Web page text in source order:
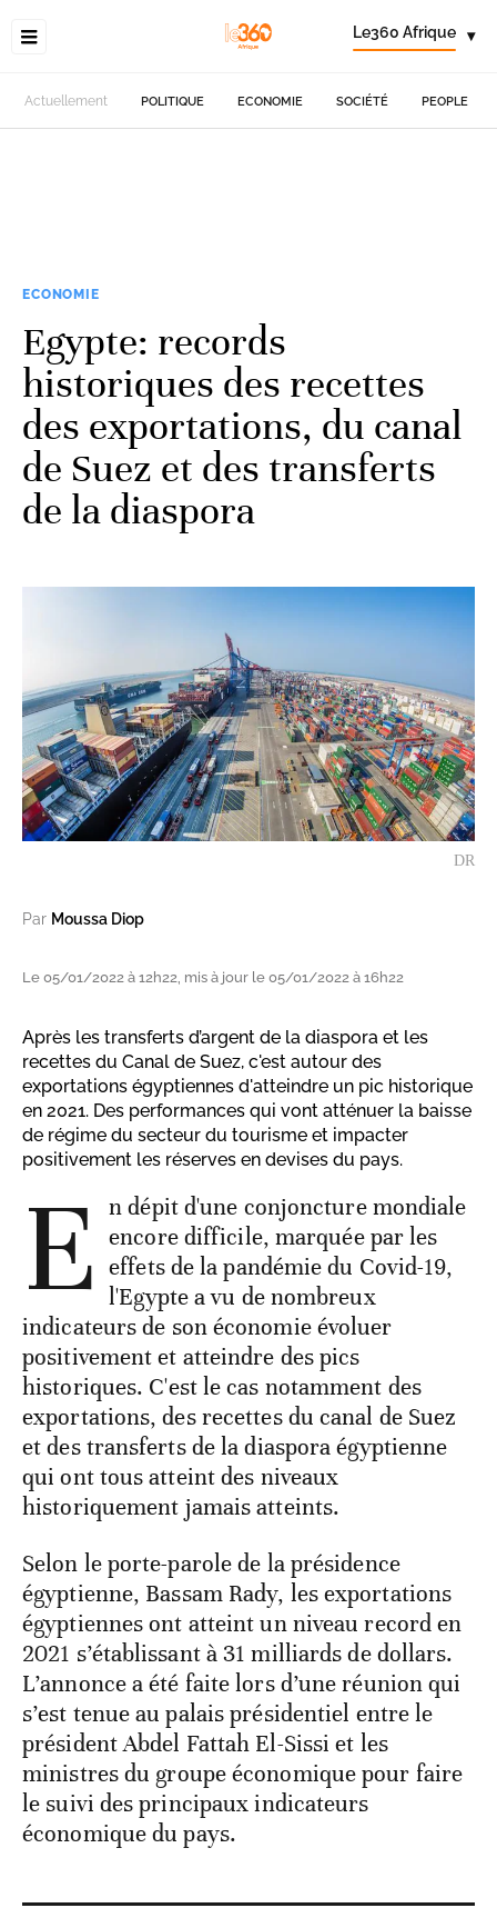
Le360 Afrique ▾
Actuellement POLITIQUE ECONOMIE SOCIÉTÉ PEOPLE
ECONOMIE
Egypte: records
historiques des recettes
des exportations, du canal
de Suez et des transferts
de la diaspora
DR
Par Moussa Diop
Le 05/01/2022 à 12h22, mis à jour le 05/01/2022 à 16h22
Après les transferts d’argent de la diaspora et les
recettes du Canal de Suez, c'est autour des
exportations égyptiennes d'atteindre un pic historique
en 2021. Des performances qui vont atténuer la baisse
de régime du secteur du tourisme et impacter
positivement les réserves en devises du pays.
E n dépit d'une conjoncture mondiale
encore difficile, marquée par les
effets de la pandémie du Covid-19,
l'Egypte a vu de nombreux
indicateurs de son économie évoluer
positivement et atteindre des pics
historiques. C'est le cas notamment des
exportations, des recettes du canal de Suez
et des transferts de la diaspora égyptienne
qui ont tous atteint des niveaux
historiquement jamais atteints.
Selon le porte-parole de la présidence
égyptienne, Bassam Rady, les exportations
égyptiennes ont atteint un niveau record en
2021 s’établissant à 31 milliards de dollars.
L’annonce a été faite lors d’une réunion qui
s’est tenue au palais présidentiel entre le
président Abdel Fattah El-Sissi et les
ministres du groupe économique pour faire
le suivi des principaux indicateurs
économique du pays.